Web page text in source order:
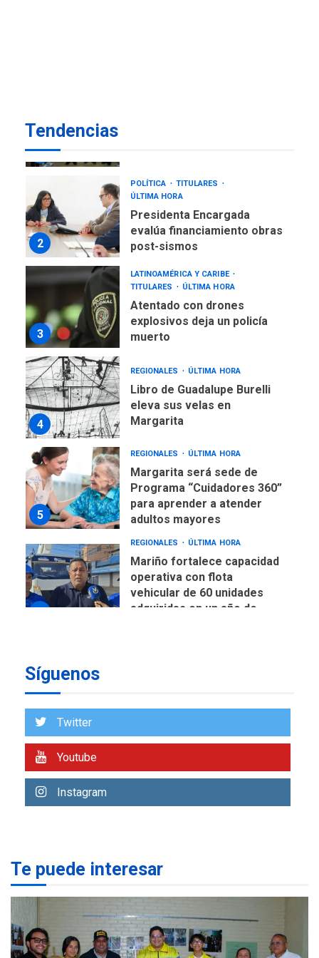
Tendencias
1
2
POLÍTICA
TITULARES
ÚLTIMA HORA
Presidenta Encargada
evalúa financiamiento obras
post-sismos
3
LATINOAMÉRICA Y CARIBE
TITULARES
ÚLTIMA HORA
Atentado con drones
explosivos deja un policía
muerto
4
REGIONALES ÚLTIMA HORA
Libro de Guadalupe Burelli
eleva sus velas en
Margarita
5
REGIONALES ÚLTIMA HORA
Margarita será sede de
Programa “Cuidadores 360”
para aprender a atender
adultos mayores
REGIONALES ÚLTIMA HORA
Mariño fortalece capacidad
operativa con flota
vehicular de 60 unidades
adquiridas en un año de
7
la altura de Macho Muerto
1
REGIONALES ÚLTIMA HORA
Núcleo del Sistema de
2
evalúa financiamiento obras
LATINOAMÉRICA Y CARIBE
TITULARES
ÚLTIMA HORA
Atentado con drones
Síguenos
Twitter
Youtube
Instagram
Te puede interesar